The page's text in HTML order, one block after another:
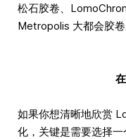
松石胶卷、
Metropolis 大都会胶
如果你想清晰地欣赏
化，关键是需要选择